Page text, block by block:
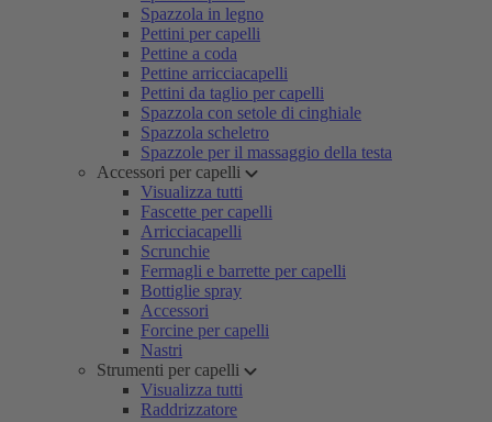
Spazzola in legno
Pettini per capelli
Pettine a coda
Pettine arricciacapelli
Pettini da taglio per capelli
Spazzola con setole di cinghiale
Spazzola scheletro
Spazzole per il massaggio della testa
Accessori per capelli
Visualizza tutti
Fascette per capelli
Arricciacapelli
Scrunchie
Fermagli e barrette per capelli
Bottiglie spray
Accessori
Forcine per capelli
Nastri
Strumenti per capelli
Visualizza tutti
Raddrizzatore